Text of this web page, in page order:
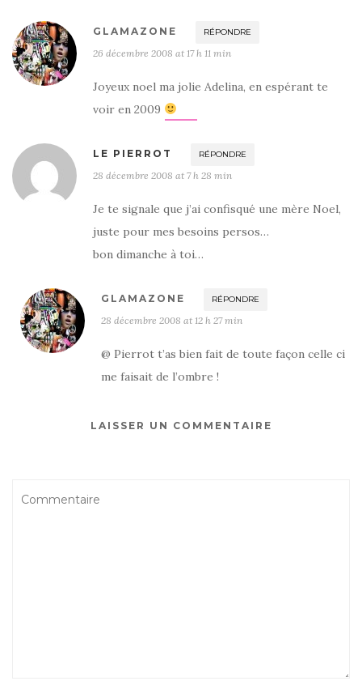
GLAMAZONE RÉPONDRE
26 décembre 2008 at 17 h 11 min
Joyeux noel ma jolie Adelina, en espérant te
voir en 2009
LE PIERROT RÉPONDRE
28 décembre 2008 at 7 h 28 min
Je te signale que j’ai confisqué une mère Noel,
juste pour mes besoins persos…
bon dimanche à toi…
GLAMAZONE RÉPONDRE
28 décembre 2008 at 12 h 27 min
@ Pierrot t’as bien fait de toute façon celle ci
me faisait de l’ombre !
LAISSER UN COMMENTAIRE